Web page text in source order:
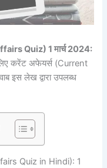
Quiz) 1 मार्च 2024:
लिए करेंट अफेयर्स (Current
इस लेख द्वारा उपलब्ध
Quiz in Hindi): 1